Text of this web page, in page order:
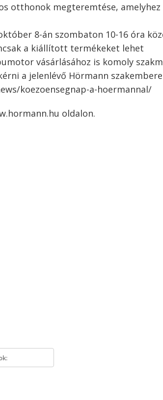
otthonok megteremtése, amelyhez
8-án szombaton 10-16 óra
a kiállított termékeket lehet
vásárlásához is komoly
a jelenlévő Hörmann
koezoensegnap-a-hoermannal/
oldalon.